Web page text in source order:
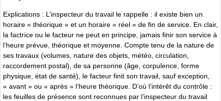
Explications : L’inspecteur du travail le rappelle : il existe bien un
horaire « théorique » et un horaire « réel » de fin de service. En clair,
la factrice ou le facteur ne peut en principe, jamais finir son service à
l’heure prévue, théorique et moyenne. Compte tenu de la nature de
ses travaux (volumes, nature des objets, météo, circulation,
raccordement postal), de sa personne (âge, corpulence, forme
physique, état de santé), le facteur finit son travail, sauf exception,
« avant » ou « après » l’heure théorique. D’où l’intérêt du contrôle :
les feuilles de présence sont reconnues par l’inspecteur du travail